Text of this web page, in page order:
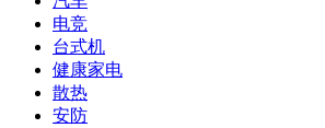
电竞
台式机
健康家电
散热
安防